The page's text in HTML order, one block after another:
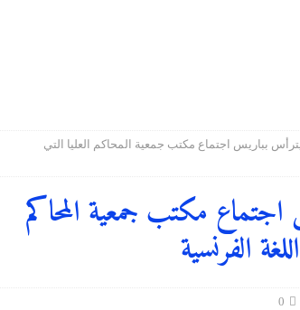
بباريس اجتماع مكتب جمعية المحاكم العليا التي
مكتب جمعية المحاكم
الفرنسية
0